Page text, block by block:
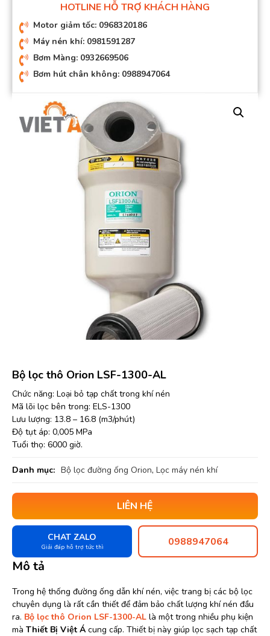
HOTLINE HỖ TRỢ KHÁCH HÀNG
Motor giảm tốc: 0968320186
Máy nén khí: 0981591287
Bơm Màng: 0932669506
Bơm hút chân không: 0988947064
Bộ lọc thô Orion LSF-1300-AL
Chức năng: Loại bỏ tạp chất trong khí nén
Mã lõi lọc bên trong: ELS-1300
Lưu lượng: 13.8 – 16.8 (m3/phút)
Độ tụt áp: 0,005 MPa
Tuổi thọ: 6000 giờ.
Danh mục: Bộ lọc đường ống Orion, Lọc máy nén khí
LIÊN HỆ
CHAT ZALO
Giải đáp hỗ trợ tức thì 0988947064
Mô tả
Trong hệ thống đường ống dẫn khí nén, việc trang bị các bộ lọc
chuyên dụng là rất cần thiết để đảm bảo chất lượng khí nén đầu
ra. Bộ lọc thô Orion LSF-1300-AL là một trong nhiều phụ kiện
mà Thiết Bị Việt Á cung cấp. Thiết bị này giúp lọc sạch tạp chất